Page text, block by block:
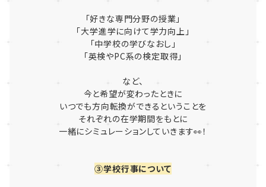
「好きな専門分野の授業」
「大学進学に向けて学力向上」
「中学校の学びなおし」
「英検やPC系の検定取得」
など、
今と希望が変わったときに
いつでも方向転換ができるということを
それぞれの在学期間をもとに
一緒にシミュレーションしていきます👀！
③学校行事について